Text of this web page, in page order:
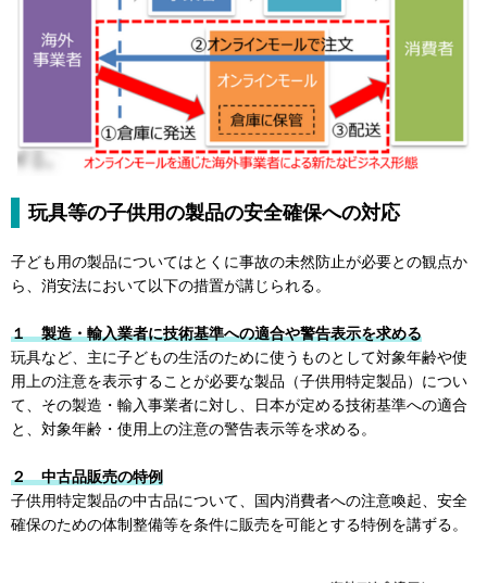
玩具等の子供用の製品の安全確保への対応
子ども用の製品についてはとくに事故の未然防止が必要との観点か
ら、消安法において以下の措置が講じられる。
１ 製造・輸入業者に技術基準への適合や警告表示を求める
玩具など、主に子どもの生活のために使うものとして対象年齢や使
用上の注意を表示することが必要な製品（子供用特定製品）につい
て、その製造・輸入事業者に対し、日本が定める技術基準への適合
と、対象年齢・使用上の注意の警告表示等を求める。
２ 中古品販売の特例
子供用特定製品の中古品について、国内消費者への注意喚起、安全
確保のための体制整備等を条件に販売を可能とする特例を講ずる。